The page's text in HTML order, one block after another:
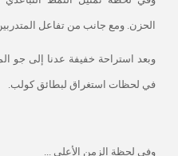
الحزن. ومع جانب من تفاعل
وبعد استراحة خفيفة عدنا إلى جو
في لحظات استغراق لبطائق كولب.
وفي لحظة الزمن الأعلى ...